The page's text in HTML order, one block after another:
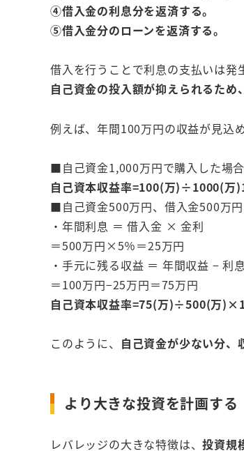
④借入金の利息分を返済する。
⑤借入金分のローンを返済する。
借入を行うことで利息の支払いは発
自己資金の投入額が抑えられるた
例えば、年間100万円の収益が見込
■自己資金1,000万円で購入した場合
自己資本収益率=100(万)÷1000(万
■自己資金500万円、借入金500万
・年間利息 ＝ 借入金 × 金利
＝500万円×5％＝25万円
・手元に残る収益 ＝ 年間収益 − 利
＝100万円−25万円＝75万円
自己資本収益率=75(万)÷500(万
このように、 自己資金が少ない分、
より大きな投資を計画する
レバレッジの大きな特徴は、投資規